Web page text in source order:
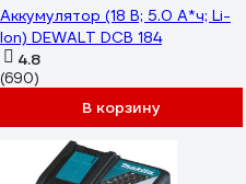
Аккумулятор (18 В; 5.0 А*ч; Li-
Ion) DEWALT DCB 184
4.8
(690)
В корзину